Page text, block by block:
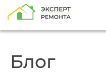
Блог